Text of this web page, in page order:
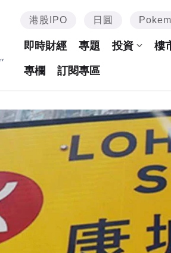
港股IPO 日圓
即時財經 專題 投資 樓
專欄 訂閱專區